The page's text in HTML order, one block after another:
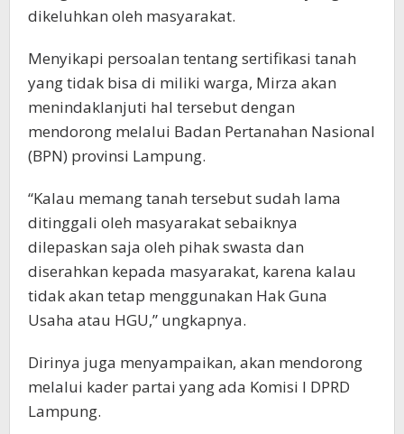
dikeluhkan oleh masyarakat.
Menyikapi persoalan tentang sertifikasi tanah
yang tidak bisa di miliki warga, Mirza akan
menindaklanjuti hal tersebut dengan
mendorong melalui Badan Pertanahan Nasional
(BPN) provinsi Lampung.
“Kalau memang tanah tersebut sudah lama
ditinggali oleh masyarakat sebaiknya
dilepaskan saja oleh pihak swasta dan
diserahkan kepada masyarakat, karena kalau
tidak akan tetap menggunakan Hak Guna
Usaha atau HGU,” ungkapnya.
Dirinya juga menyampaikan, akan mendorong
melalui kader partai yang ada Komisi I DPRD
Lampung.